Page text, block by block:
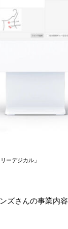
ーデジカル」
ズさんの事業内